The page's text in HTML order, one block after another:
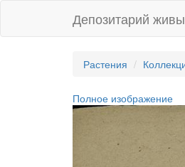
Депозитарий
Растения
Полное изображение